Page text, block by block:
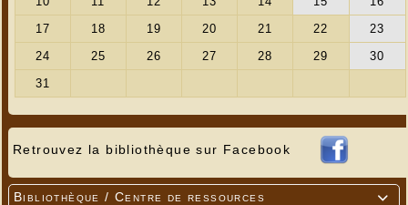
Retrouvez la bibliothèque sur Facebook

Bibliothèque / Centre de ressources